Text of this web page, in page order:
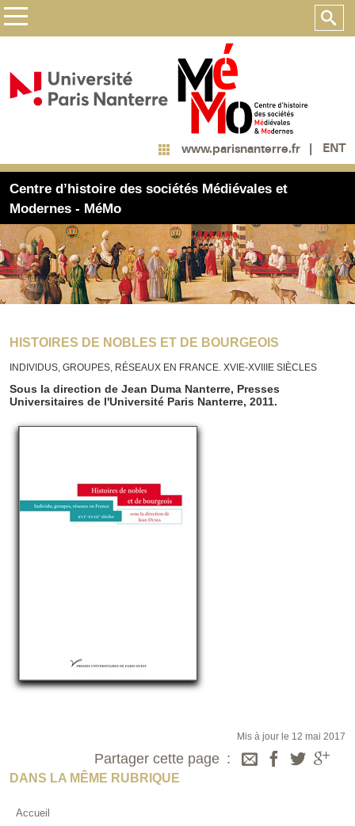
www.parisnanterre.fr ENT
Centre d’histoire des sociétés Médiévales et
Modernes - MéMo
HISTOIRES DE NOBLES ET DE BOURGEOIS
INDIVIDUS, GROUPES, RÉSEAUX EN FRANCE. XVIE-XVIIIE SIÈCLES
Sous la direction de Jean Duma Nanterre, Presses
Universitaires de l'Université Paris Nanterre, 2011.
Mis à jour le 12 mai 2017
Partager cette page
DANS LA MÊME RUBRIQUE
Accueil